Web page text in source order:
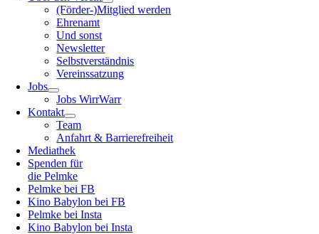
(Förder-)Mitglied werden
Ehrenamt
Und sonst
Newsletter
Selbstverständnis
Vereinssatzung
Jobs
Jobs WirrWarr
Kontakt
Team
Anfahrt & Barrierefreiheit
Mediathek
Spenden für
die Pelmke
Pelmke bei FB
Kino Babylon bei FB
Pelmke bei Insta
Kino Babylon bei Insta